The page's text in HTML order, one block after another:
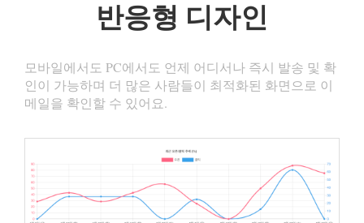
반응형 디자인
모바일에서도 PC에서도 언제 어디서나 즉시 발송 및 확
인이 가능하며 더 많은 사람들이 최적화된 화면으로 이
메일을 확인할 수 있어요.